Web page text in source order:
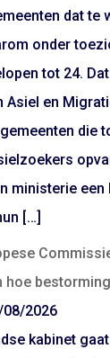
dat te
onder
tot 24.
Asiel en
die
ministerie een
[…]
hoe
08/2026
kabinet